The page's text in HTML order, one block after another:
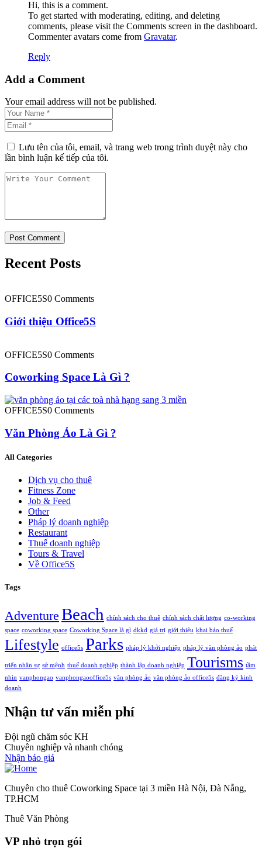
Hi, this is a comment.
To get started with moderating, editing, and deleting
comments, please visit the Comments screen in the dashboard.
Commenter avatars come from Gravatar.
Reply
Add a Comment
Your email address will not be published.
Lưu tên của tôi, email, và trang web trong trình duyệt này cho
lần bình luận kế tiếp của tôi.
Recent Posts
OFFICE5S0 Comments
Giới thiệu Office5S
OFFICE5S0 Comments
Coworking Space Là Gì ?
OFFICE5S0 Comments
Văn Phòng Ảo Là Gì ?
All Categories
Dịch vụ cho thuê
Fitness Zone
Job & Feed
Other
Pháp lý doanh nghiệp
Restaurant
Thuế doanh nghiệp
Tours & Travel
Về Office5S
Tags
Adventure Beach chính sách cho thuê chính sách chất lượng co-working
space coworking space Coworking Space là gì dkkd giá trị giới thiệu khai báo thuế
Lifestyle office5s Parks pháp lý khởi nghiệp pháp lý văn phòng ảo phát
triển nhân sự sứ mệnh thuế doanh nghiệp thành lập doanh nghiệp Tourisms tầm
nhìn vanphongao vanphongaooffice5s văn phòng ảo văn phòng ảo office5s đăng ký kinh
doanh
Nhận tư vấn miễn phí
Đội ngũ chăm sóc KH
Chuyên nghiệp và nhanh chóng
Nhận báo giá
Chuyên cho thuê Coworking Space tại 3 miền Hà Nội, Đà Nẵng,
TP.HCM
Thuê Văn Phòng
VP nhỏ trọn gói